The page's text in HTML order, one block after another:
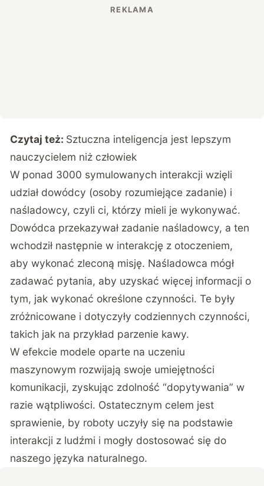
Czytaj też: Sztuczna inteligencja jest lepszym
nauczycielem niż człowiek
W ponad 3000 symulowanych interakcji wzięli
udział dowódcy (osoby rozumiejące zadanie) i
naśladowcy, czyli ci, którzy mieli je wykonywać.
Dowódca przekazywał zadanie naśladowcy, a ten
wchodził następnie w interakcję z otoczeniem,
aby wykonać zleconą misję. Naśladowca mógł
zadawać pytania, aby uzyskać więcej informacji o
tym, jak wykonać określone czynności. Te były
zróżnicowane i dotyczyły codziennych czynności,
takich jak na przykład parzenie kawy.
W efekcie modele oparte na uczeniu
maszynowym rozwijają swoje umiejętności
komunikacji, zyskując zdolność “dopytywania” w
razie wątpliwości. Ostatecznym celem jest
sprawienie, by roboty uczyły się na podstawie
interakcji z ludźmi i mogły dostosować się do
naszego języka naturalnego.